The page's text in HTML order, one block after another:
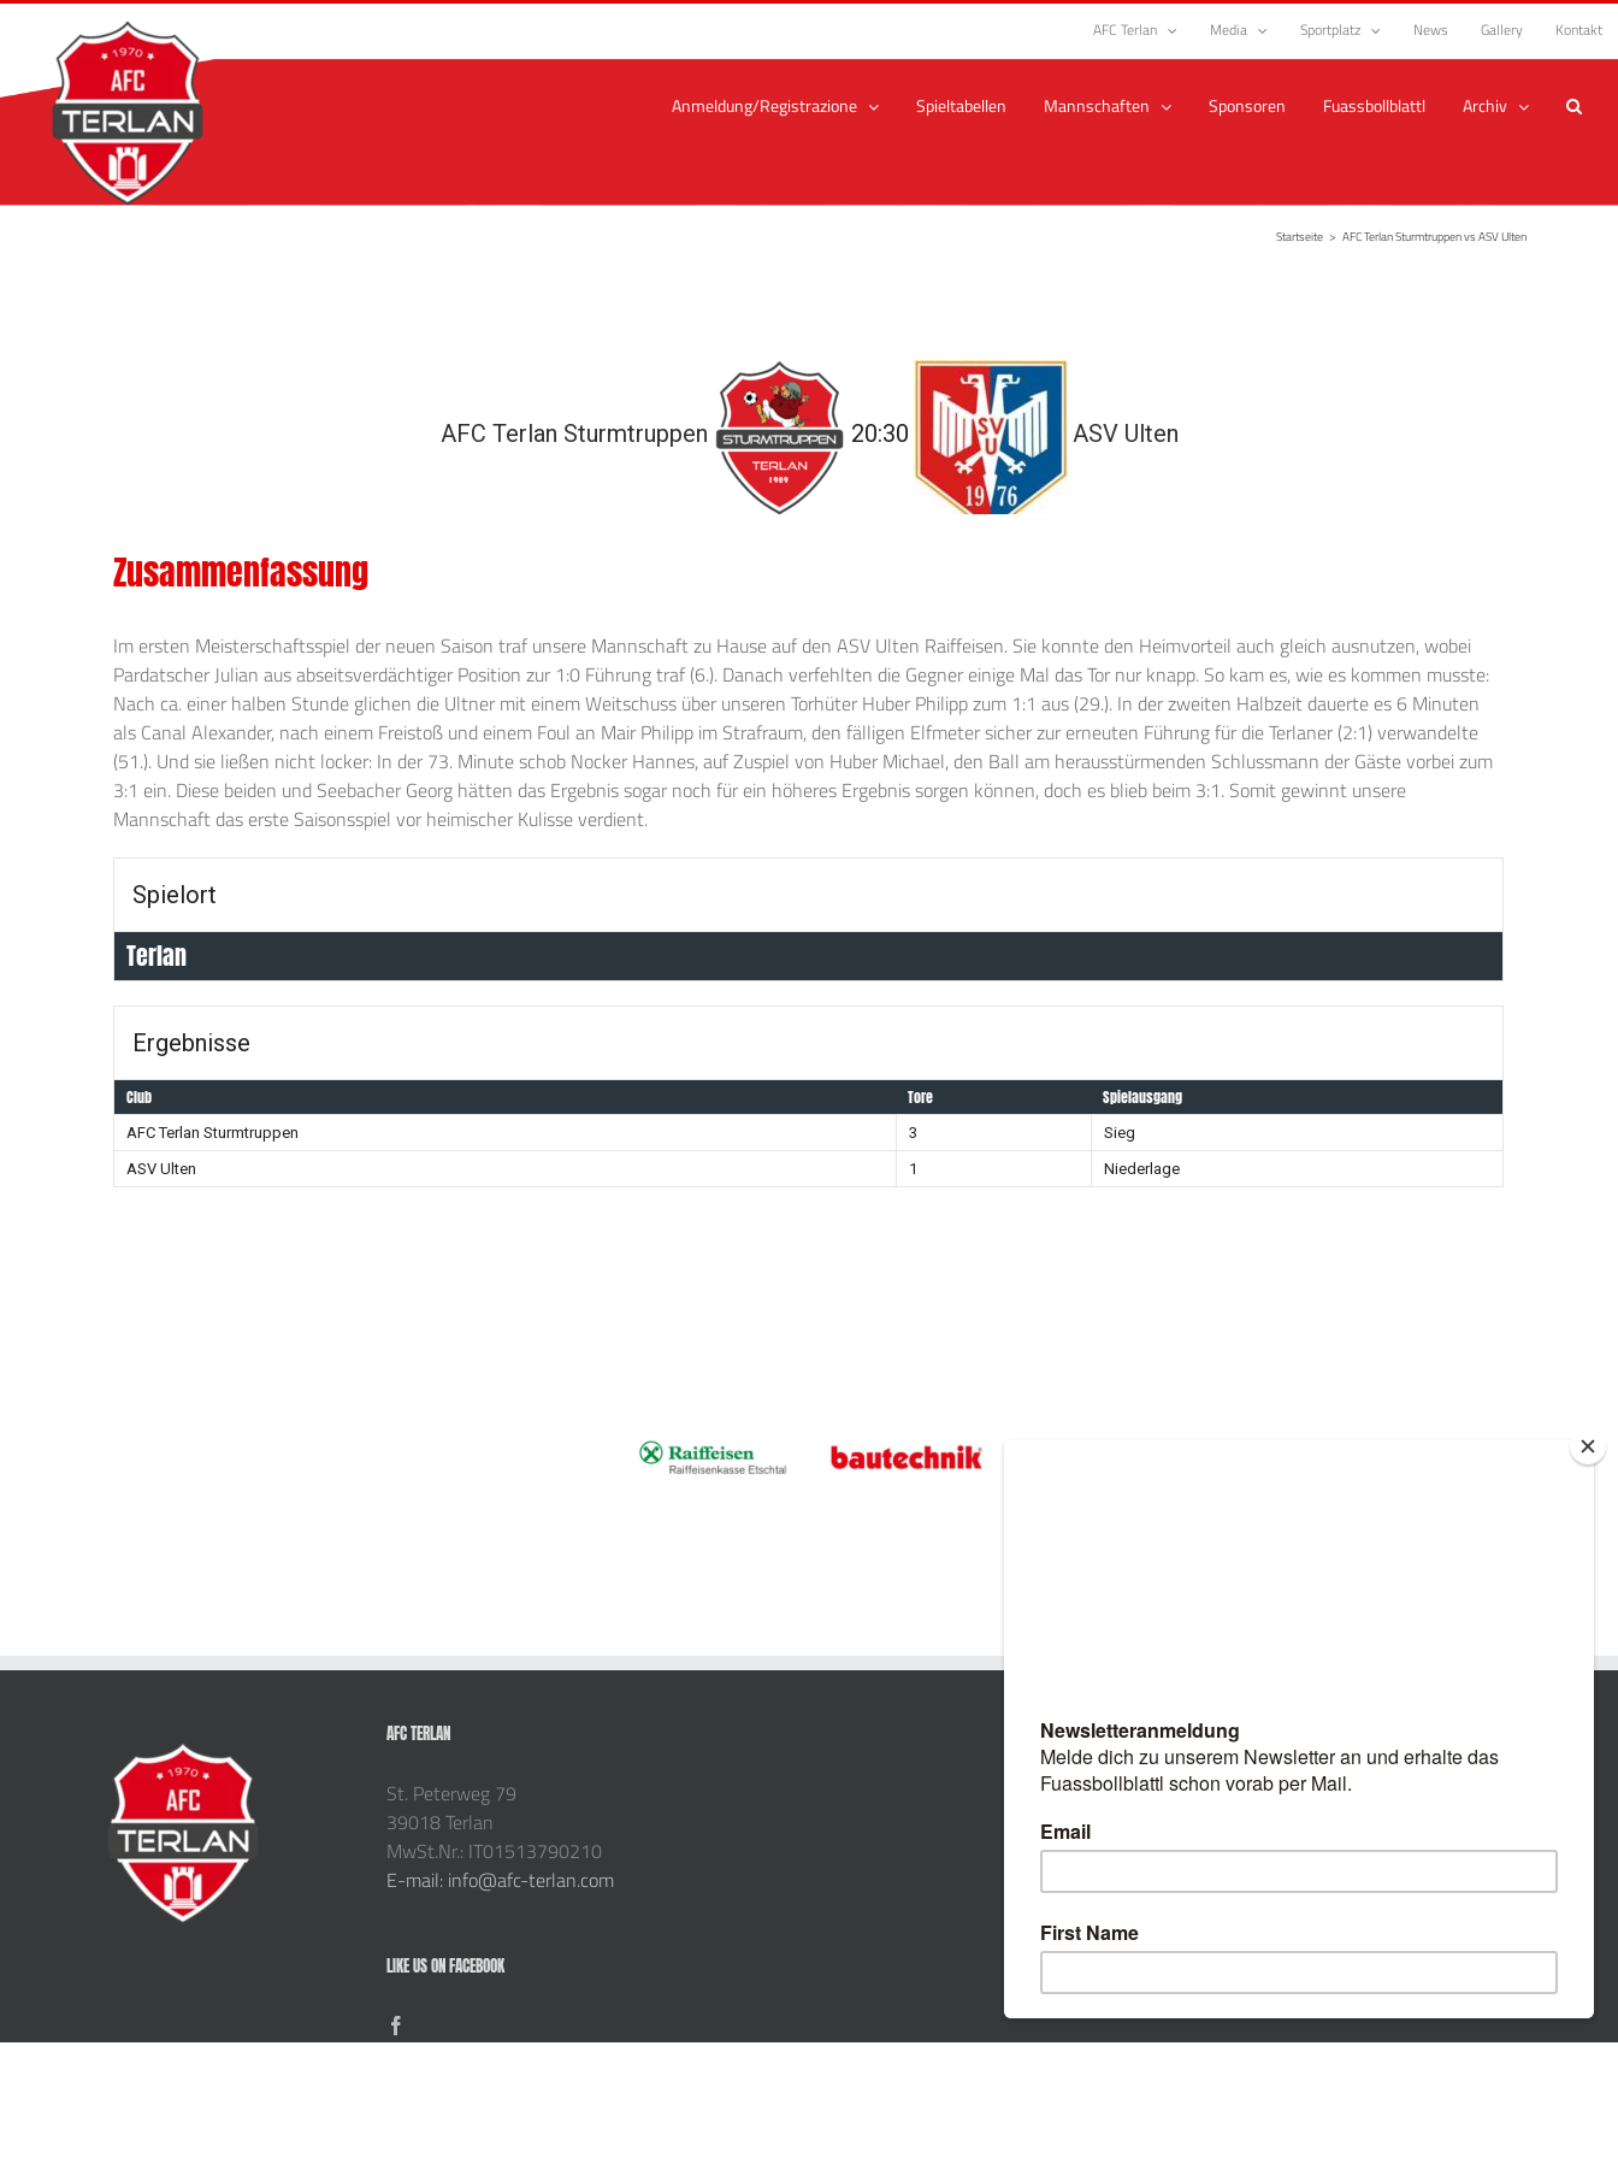
Zum
springen
AFC Terlan Media Sportplatz News Gallery Kontakt
Anmeldung/Registrazione Spieltabellen Mannschaften Sponsoren Fuassbollblattl Archiv
Startseite > AFC Terlan Sturmtruppen vs ASV Ulten
AFC Terlan Sturmtruppen 20:30 ASV Ulten
Zusammenfassung
Im ersten Meisterschaftsspiel der neuen Saison traf unsere Mannschaft zu Hause auf den ASV Ulten Raiffeisen. Sie konnte den Heimvorteil auch gleich ausnutzen, wobei
Pardatscher Julian aus abseitsverdächtiger Position zur 1:0 Führung traf (6.). Danach verfehlten die Gegner einige Mal das Tor nur knapp. So kam es, wie es kommen musste:
Nach ca. einer halben Stunde glichen die Ultner mit einem Weitschuss über unseren Torhüter Huber Philipp zum 1:1 aus (29.). In der zweiten Halbzeit dauerte es 6 Minuten
als Canal Alexander, nach einem Freistoß und einem Foul an Mair Philipp im Strafraum, den fälligen Elfmeter sicher zur erneuten Führung für die Terlaner (2:1) verwandelte
(51.). Und sie ließen nicht locker: In der 73. Minute schob Nocker Hannes, auf Zuspiel von Huber Michael, den Ball am herausstürmenden Schlussmann der Gäste vorbei zum
3:1 ein. Diese beiden und Seebacher Georg hätten das Ergebnis sogar noch für ein höheres Ergebnis sorgen können, doch es blieb beim 3:1. Somit gewinnt unsere
Mannschaft das erste Saisonsspiel vor heimischer Kulisse verdient.
Spielort
Terlan
Ergebnisse
Club Tore Spielausgang
AFC Terlan Sturmtruppen 3
Sieg
ASV Ulten
1 Niederlage
AFC TERLAN
St. Peterweg 79
39018 Terlan
MwSt.Nr.: IT01513790210
E-mail: info@afc-terlan.com
LIKE US ON FACEBOOK